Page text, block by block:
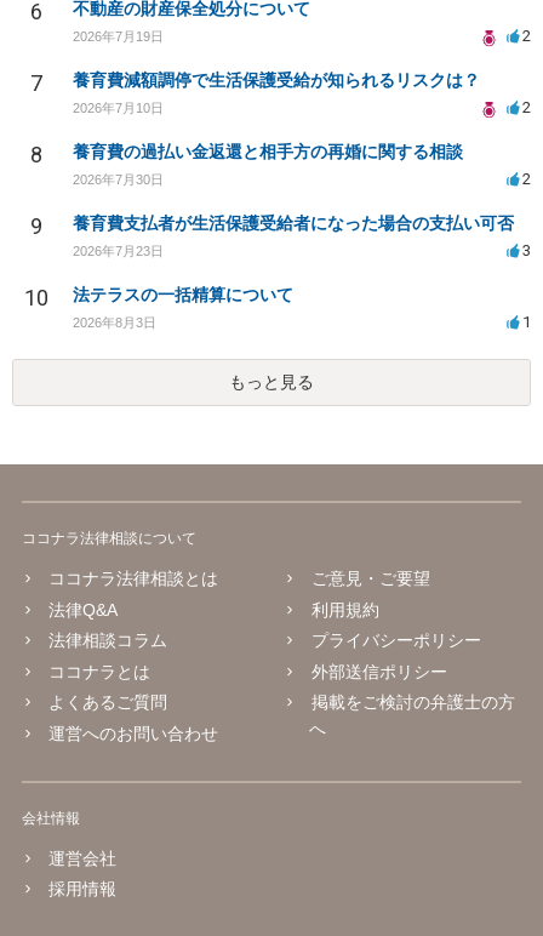
6 不動産の財産保全処分について
2026年7月19日 2
7 養育費減額調停で生活保護受給が知られるリスクは？
2026年7月10日 2
8 養育費の過払い金返還と相手方の再婚に関する相談
2026年7月30日 2
9 養育費支払者が生活保護受給者になった場合の支払い可否
2026年7月23日 3
10 法テラスの一括精算について
2026年8月3日 1
もっと見る
ココナラ法律相談について
ココナラ法律相談とは
法律Q&A
法律相談コラム
ココナラとは
よくあるご質問
運営へのお問い合わせ
ご意見・ご要望
利用規約
プライバシーポリシー
外部送信ポリシー
掲載をご検討の弁護士の方
へ
会社情報
運営会社
採用情報